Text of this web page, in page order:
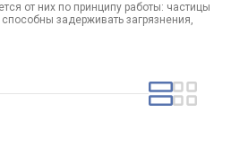
от них по принципу работы: частицы
задерживать загрязнения,